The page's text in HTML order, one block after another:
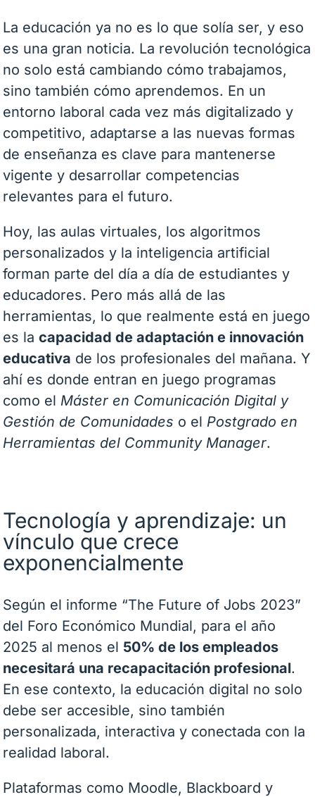
La educación ya no es lo que solía ser, y eso
es una gran noticia. La revolución tecnológica
no solo está cambiando cómo trabajamos,
sino también cómo aprendemos. En un
entorno laboral cada vez más digitalizado y
competitivo, adaptarse a las nuevas formas
de enseñanza es clave para mantenerse
vigente y desarrollar competencias
relevantes para el futuro.
Hoy, las aulas virtuales, los algoritmos
personalizados y la inteligencia artificial
forman parte del día a día de estudiantes y
educadores. Pero más allá de las
herramientas, lo que realmente está en juego
es lacapacidad de adaptación e innovación
educativa de los profesionales del mañana. Y
ahí es donde entran en juego programas
como el Máster en Comunicación Digital y
Gestión de Comunidades o el Postgrado en
Herramientas del Community Manager.
Tecnología y aprendizaje: un
vínculo que crece
exponencialmente
Según el informe “The Future of Jobs 2023”
del Foro Económico Mundial, para el año
2025 al menos el 50% de los empleados
necesitará una recapacitación profesional.
En ese contexto, la educación digital no solo
debe ser accesible, sino también
personalizada, interactiva y conectada con la
realidad laboral.
Plataformas como Moodle, Blackboard y